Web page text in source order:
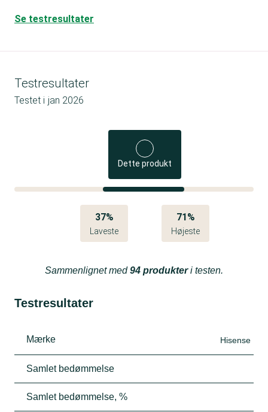
Se testresultater
Testresultater
Testet i jan 2026
Dette produkt
37%
Laveste
71%
Højeste
Sammenlignet med94 produkteri testen.
Testresultater
Mærke Hisense
Samlet bedømmelse
Samlet bedømmelse, %